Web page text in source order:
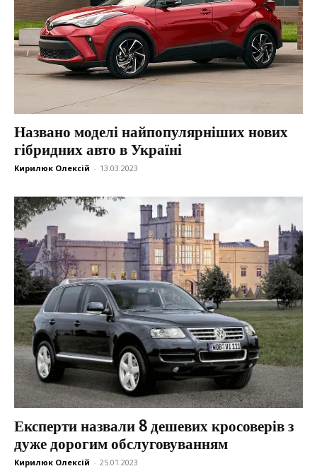
Названо моделі найпопулярніших нових
гібридних авто в Україні
Кирилюк Олексій - 13.03.2023
Експерти назвали 8 дешевих кросоверів з
дуже дорогим обслуговуванням
Кирилюк Олексій - 25.01.2023